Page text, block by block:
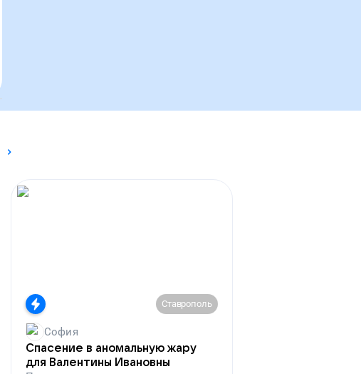
Ставрополь
София
Спасение в аномальную жару
для Валентины Ивановны